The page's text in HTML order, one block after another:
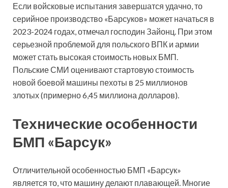
Если войсковые испытания завершатся удачно, то
серийное производство «Барсуков» может начаться в
2023-2024 годах, отмечал господин Зайонц. При этом
серьезной проблемой для польского ВПК и армии
может стать высокая стоимость новых БМП.
Польские СМИ оценивают стартовую стоимость
новой боевой машины пехоты в 25 миллионов
злотых (примерно 6,45 миллиона долларов).
Технические особенности
БМП «Барсук»
Отличительной особенностью БМП «Барсук»
является то, что машину делают плавающей. Многие